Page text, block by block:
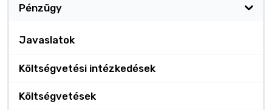
Pénzügy
Javaslatok
Költségvetési intézkedések
Költségvetések